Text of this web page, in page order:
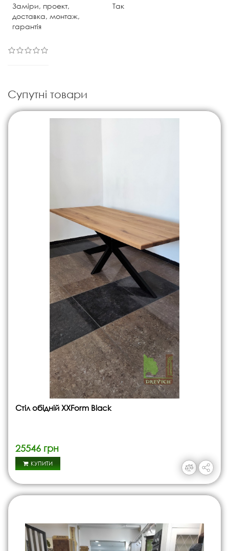
Заміри, проект,
доставка, монтаж,
гарантія
Так
Супутні товари
Стіл обідній ХХForm Black
25546 грн
КУПИТИ